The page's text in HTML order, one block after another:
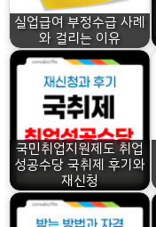
실업급여 부정수급 사례
와 걸리는 이유
국민취업지원제도 취업
성공수당 국취제 후기와
재신청